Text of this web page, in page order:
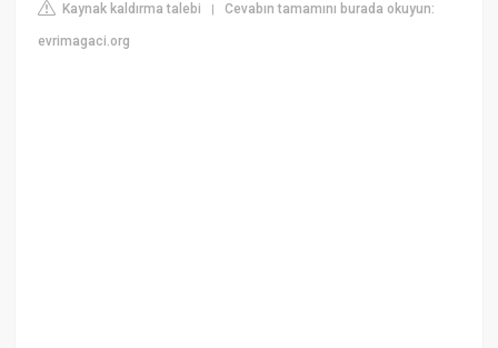
Kaynak kaldırma talebi |Cevabın tamamını burada okuyun:
evrimagaci.org